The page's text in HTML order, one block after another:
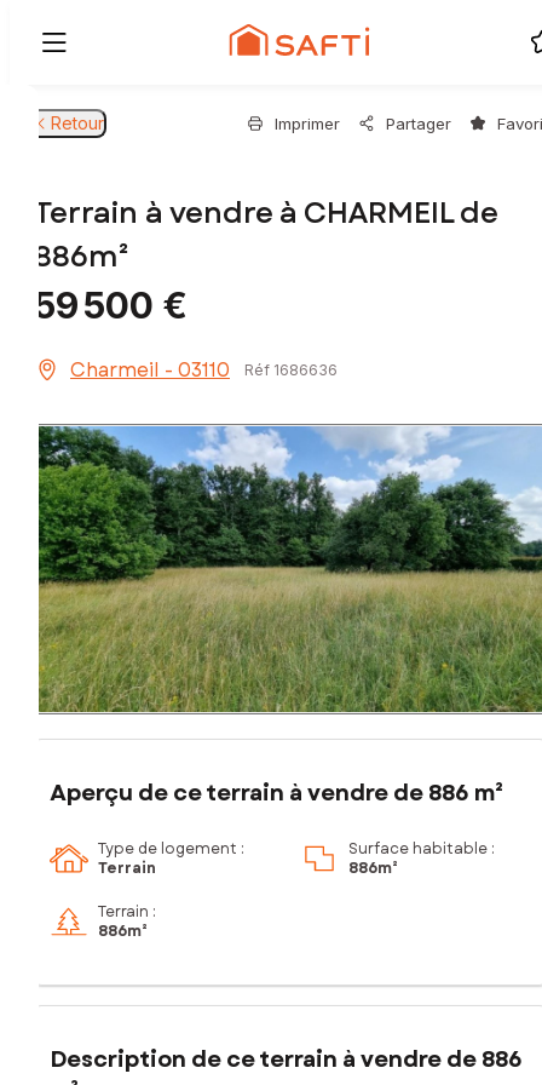
Retour Imprimer Partager
Terrain à vendre à CHARMEIL de
886m²
59 500 €
Charmeil - 03110 Réf 1686636
Aperçu de ce terrain à vendre de 886 m²
Type de logement :
Terrain
Surface habitable :
886m²
Terrain :
886m²
Description de ce terrain à vendre de 886